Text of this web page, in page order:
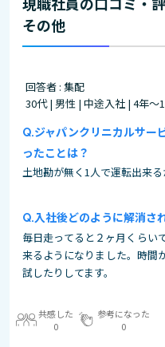
その他
回答者 : 集配
30代 | 男性 | 中途入社 | 4年～
ジャパンクリニカルサー
ったことは？
土地勘が無く1人で運転出来る
入社後どのように解消さ
毎日走ってると２ヶ月くらい
来るようになりました。時間
試したりしてます。
共感した
0
参考になった
0